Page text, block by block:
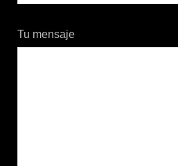
Tu mensaje